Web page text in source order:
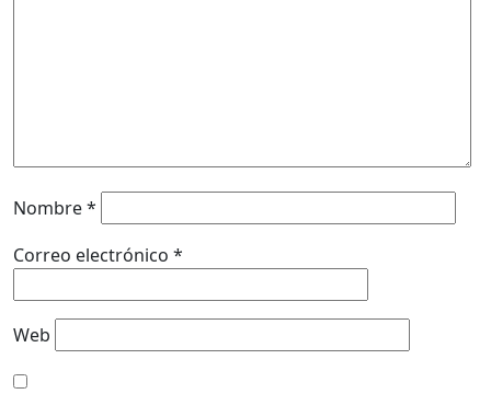
Nombre*
Correo electrónico *
Web